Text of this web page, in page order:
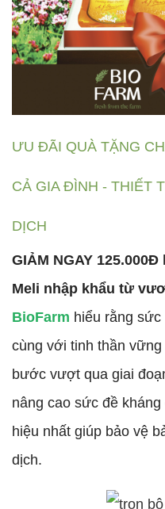
ƯU ĐÃI QUÀ TẶNG
CẢ GIA ĐÌNH - THIẾT
DỊCH
GIẢM NGAY
Meli nhập khẩu từ
BioFarm hiểu rằng sức
cùng với tinh thần
bước vượt qua giai
nâng cao sức đề
hiệu nhất giúp bảo vệ
dịch.